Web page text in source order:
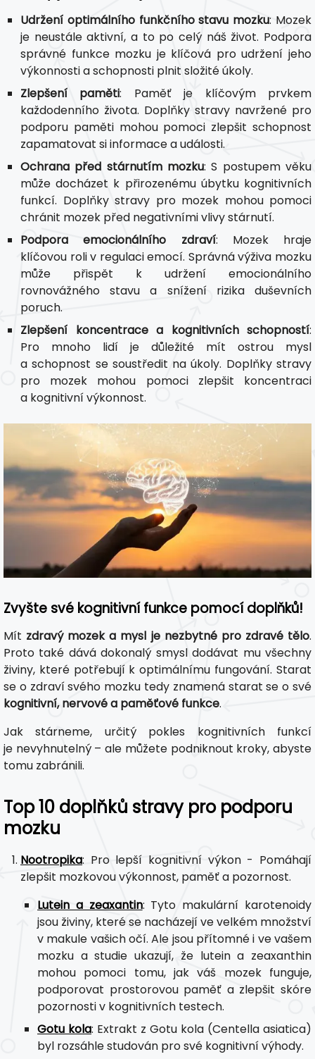
Udržení optimálního funkčního stavu mozku: Mozek
je neustále aktivní, a to po celý náš život. Podpora
správné funkce mozku je klíčová pro udržení jeho
výkonnosti a schopnosti plnit složité úkoly.
Zlepšení paměti: Paměť je klíčovým prvkem
každodenního života. Doplňky stravy navržené pro
podporu paměti mohou pomoci zlepšit schopnost
zapamatovat si informace a události.
Ochrana před stárnutím mozku: S postupem věku
může docházet k přirozenému úbytku kognitivních
funkcí. Doplňky stravy pro mozek mohou pomoci
chránit mozek před negativními vlivy stárnutí.
Podpora emocionálního zdraví: Mozek hraje
klíčovou roli v regulaci emocí. Správná výživa mozku
může přispět k udržení emocionálního
rovnovážného stavu a snížení rizika duševních
poruch.
Zlepšení koncentrace a kognitivních schopností:
Pro mnoho lidí je důležité mít ostrou mysl
a schopnost se soustředit na úkoly. Doplňky stravy
pro mozek mohou pomoci zlepšit koncentraci
a kognitivní výkonnost.
Zvyšte své kognitivní funkce pomocí doplňků!
Mít zdravý mozek a mysl je nezbytné pro zdravé tělo.
Proto také dává dokonalý smysl dodávat mu všechny
živiny, které potřebují k optimálnímu fungování. Starat
se o zdraví svého mozku tedy znamená starat se o své
kognitivní, nervové a paměťové funkce.
Jak stárneme, určitý pokles kognitivních funkcí
je nevyhnutelný – ale můžete podniknout kroky, abyste
tomu zabránili.
Top 10 doplňků stravy pro podporu
mozku
Nootropika: Pro lepší kognitivní výkon - Pomáhají
zlepšit mozkovou výkonnost, paměť a pozornost.
Lutein a zeaxantin: Tyto makulární karotenoidy
jsou živiny, které se nacházejí ve velkém množství
v makule vašich očí. Ale jsou přítomné i ve vašem
mozku a studie ukazují, že lutein a zeaxanthin
mohou pomoci tomu, jak váš mozek funguje,
podporovat prostorovou paměť a zlepšit skóre
pozornosti v kognitivních testech.
Gotu kola: Extrakt z Gotu kola (Centella asiatica)
byl rozsáhle studován pro své kognitivní výhody.